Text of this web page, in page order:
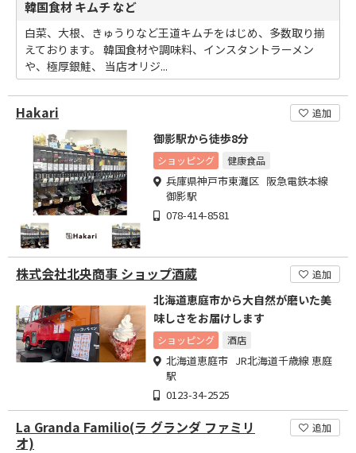
韓国食材 キムチ など
白菜、大根、きゅうりなど王道キムチをはじめ、多数取り揃
えております。 韓国食材や調味料、インスタントラーメン
や、極厚銀鮭、 当店オリジ...
Hakari 追加
御影駅から徒歩8分
ショッピング 健康食品
兵庫県神戸市東灘区 阪急電鉄本線
御影駅
078-414-8581
株式会社北央商事 ショップ酒蔵 追加
北海道恵庭市から大自然が磨いた美
味しさをお届けします
ショッピング 酒店
北海道恵庭市 JR北海道千歳線 恵庭
駅
0123-34-2525
La Granda Familio(ラ グランダ ファミリ
オ)
追加